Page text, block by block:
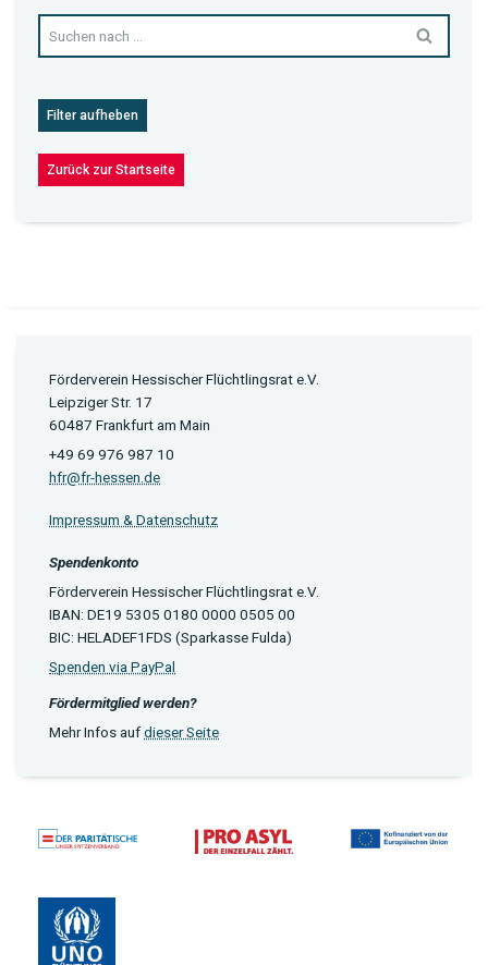
Filter aufheben
Zurück zur Startseite
Förderverein Hessischer Flüchtlingsrat e.V.
Leipziger Str. 17
60487 Frankfurt am Main
+49 69 976 987 10
hfr@fr-hessen.de
Impressum & Datenschutz
Spendenkonto
Förderverein Hessischer Flüchtlingsrat e.V.
IBAN: DE19 5305 0180 0000 0505 00
BIC: HELADEF1FDS (Sparkasse Fulda)
Spenden via PayPal
Fördermitglied werden?
Mehr Infos aufdieser Seite